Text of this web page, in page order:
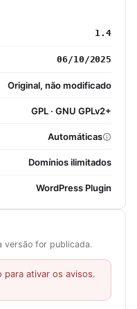
1.4
06/10/2025
Original, não modificado
GPL · GNU GPLv2+
Automáticas
Domínios ilimitados
WordPress Plugin
versão for publicada.
ativar os avisos.